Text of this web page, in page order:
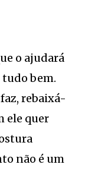
o ajudará
tudo bem.
rebaixá-
ele quer
não é um